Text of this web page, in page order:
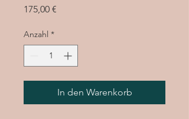
175,00 €
Anzahl *
In den Warenkorb